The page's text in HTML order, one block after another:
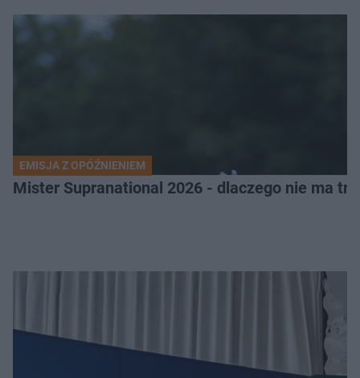
EMISJA Z OPÓŹNIENIEM
Mister Supranational 2026 - dlaczego nie ma